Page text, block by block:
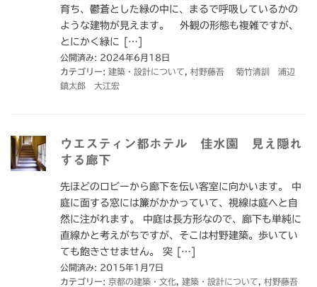
育ち、鬱蒼とした緑の中に、まるで呼吸しているかの
ような建物が見えます。 外観の形態も複雑ですが、
とにかく緑に […]
公開済み: 2024年6月18日
カテゴリー: 建築・設計について
村野藤吾 菊竹清訓 浦辺
鎮太郎 大江宏
ウエスティン都ホテル 佳水園 見え隠れ
する廊下
先ほどのロビーから廊下を伝い客室に向かいます。 中
庭に面する窓には簾がかかっていて、視線は庭へと自
然に注がれます。 中庭は長方形なので、廊下も単純に
直線かと考えがちですが、そこは村野建築。歩いてい
ても飽きさせません。 突 […]
公開済み: 2015年1月7日
カテゴリー: 京都の建築・文化 建築・設計について
村野藤吾